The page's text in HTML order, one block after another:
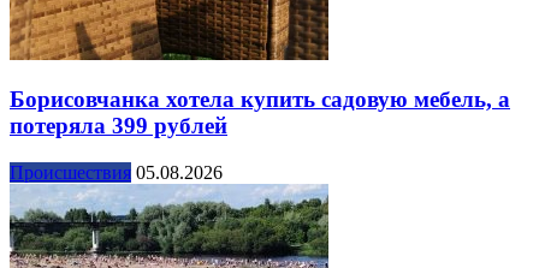
Борисовчанка хотела купить садовую мебель, а
потеряла 399 рублей
Происшествия 05.08.2026